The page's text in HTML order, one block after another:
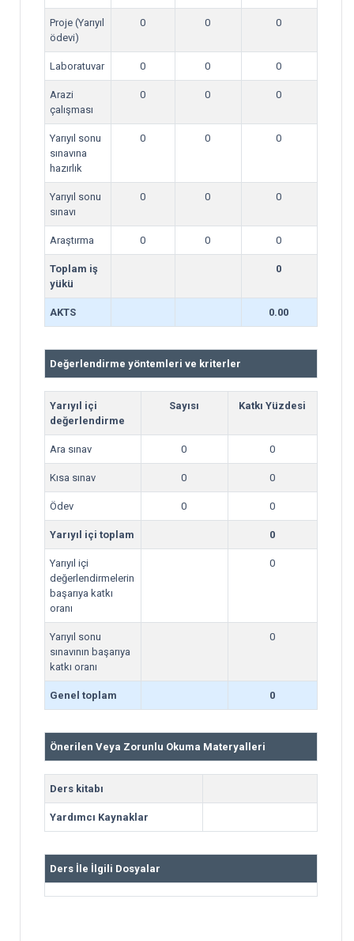
Proje (Yarıyıl
ödevi)
0 0 0
Laboratuvar 0 0 0
Arazi
çalışması
0 0 0
Yarıyıl sonu
sınavına
hazırlık
0 0 0
Yarıyıl sonu
sınavı
0 0 0
Araştırma 0 0 0
Toplam iş
yükü
0
AKTS 0.00
Değerlendirme yöntemleri ve kriterler
Yarıyıl içi
değerlendirme
Sayısı Katkı Yüzdesi
Ara sınav 0 0
Kısa sınav 0 0
Ödev 0 0
Yarıyıl içi toplam 0
Yarıyıl içi
değerlendirmelerin
başarıya katkı
oranı
0
Yarıyıl sonu
sınavının başarıya
katkı oranı
0
Genel toplam 0
Önerilen Veya Zorunlu Okuma Materyalleri
Ders kitabı
Yardımcı Kaynaklar
Ders İle İlgili Dosyalar